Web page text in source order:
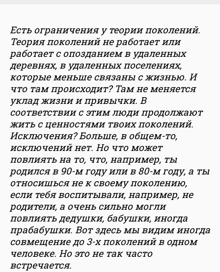
Есть ограничения у теории поколений.
Теория поколений не работает или
работает с опозданием в удаленных
деревнях, в удаленных поселениях,
которые меньше связаны с жизнью. И
что там происходит? Там не меняется
уклад жизни и привычки. В
соответствии с этим люди продолжают
жить с ценностями твоих поколений.
Исключения? Больше, в общем-то,
исключений нет. Но что может
повлиять на то, что, например, ты
родился в 90-м году или в 80-м году, а ты
относишься не к своему поколению,
если тебя воспитывали, например, не
родители, а очень сильно могли
повлиять дедушки, бабушки, иногда
прабабушки. Вот здесь мы видим иногда
совмещение до 3-х поколений в одном
человеке. Но это не так часто
встречается.